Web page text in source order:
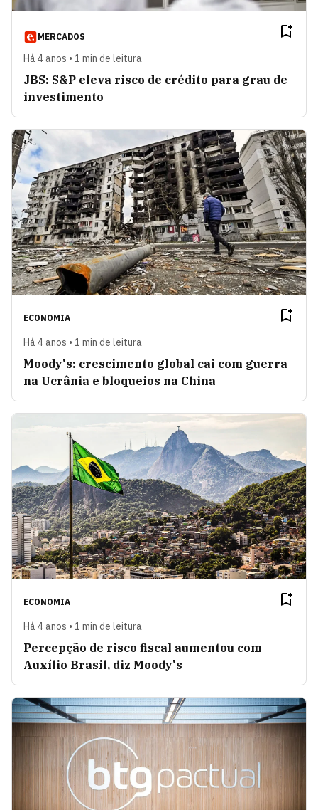
MERCADOS
Há 4 anos • 1 min de leitura
JBS: S&P eleva risco de crédito para grau de
investimento
ECONOMIA
Há 4 anos • 1 min de leitura
Moody's: crescimento global cai com guerra
na Ucrânia e bloqueios na China
ECONOMIA
Há 4 anos • 1 min de leitura
Percepção de risco fiscal aumentou com
Auxílio Brasil, diz Moody's